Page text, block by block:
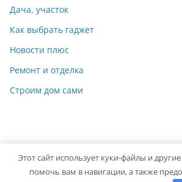
Дача, участок
Как выбрать гаджет
Новости плюс
Ремонт и отделка
Строим дом сами
Copyright © 2026 Мастер на Все Руки.
Этот сайт использует куки-файлы и
помочь вам в навигации, а также